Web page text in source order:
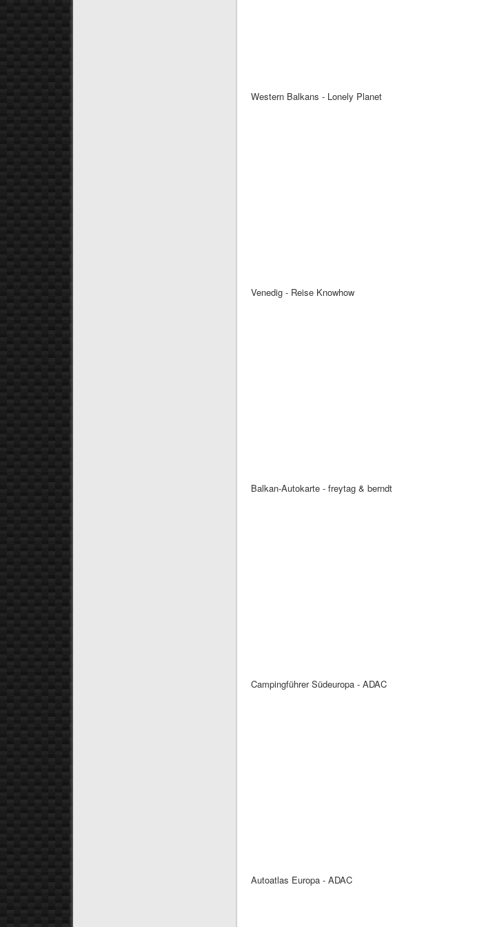
Western Balkans - Lonely Planet
Venedig - Reise Knowhow
Balkan-Autokarte - freytag & berndt
Campingführer Südeuropa - ADAC
Autoatlas Europa - ADAC